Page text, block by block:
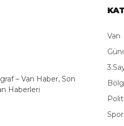
Van
Spor